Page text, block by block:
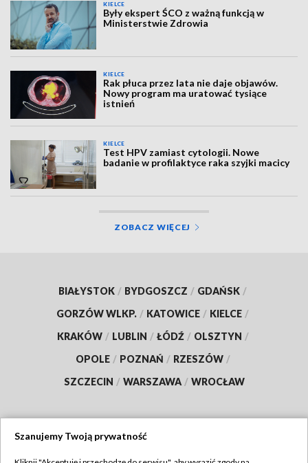
KIELCE
Były ekspert ŚCO z ważną funkcją w
Ministerstwie Zdrowia
KIELCE
Rak płuca przez lata nie daje objawów.
Nowy program ma uratować tysiące
istnień
KIELCE
Test HPV zamiast cytologii. Nowe
badanie w profilaktyce raka szyjki macicy
ZOBACZ WIĘCEJ
BIAŁYSTOK / BYDGOSZCZ / GDAŃSK /
GORZÓW WLKP. / KATOWICE / KIELCE /
KRAKÓW / LUBLIN / ŁÓDŹ / OLSZTYN /
OPOLE / POZNAŃ / RZESZÓW /
SZCZECIN / WARSZAWA / WROCŁAW
Szanujemy Twoją prywatność